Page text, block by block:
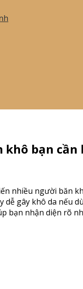
bạn cần
nhiều người băn
dễ gây khô da
bạn nhận diện